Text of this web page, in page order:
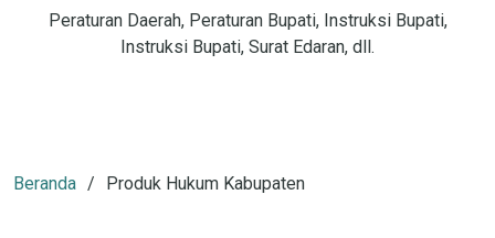
Peraturan Daerah, Peraturan Bupati, Instruksi Bupati,
Instruksi Bupati, Surat Edaran, dll.
Beranda Produk Hukum Kabupaten